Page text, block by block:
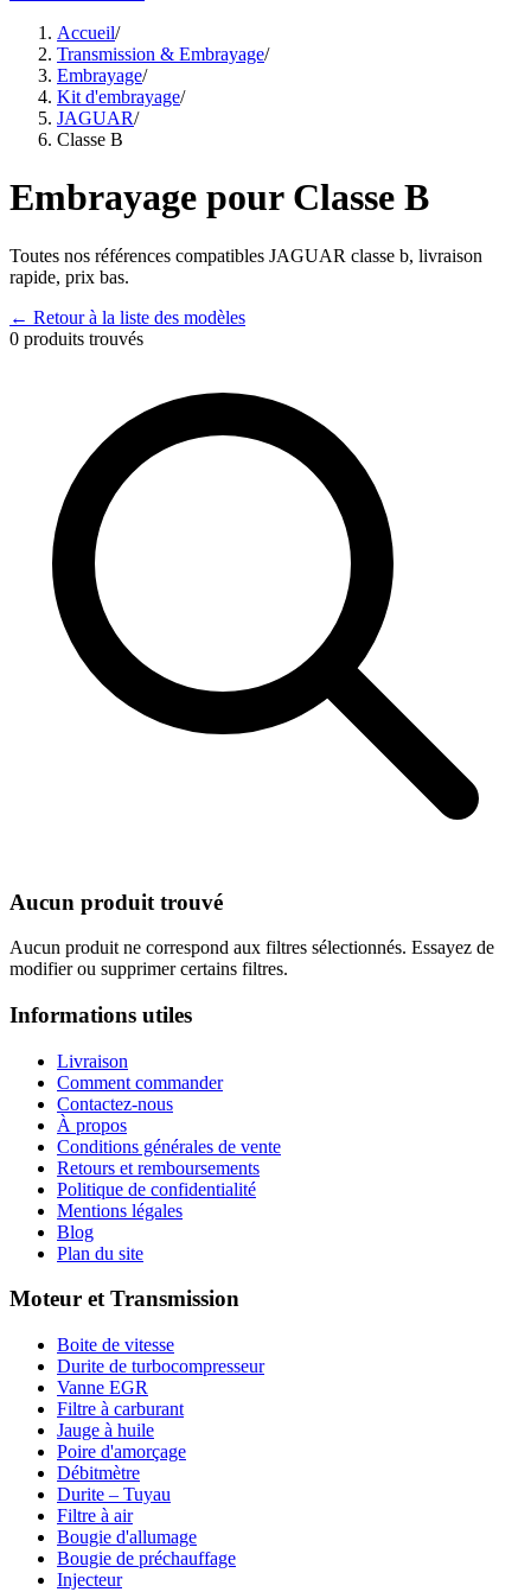
Accueil/
Transmission & Embrayage/
Embrayage/
Kit d'embrayage/
JAGUAR/
Classe B
Embrayage pour Classe B
Toutes nos références compatibles JAGUAR classe b, livraison
rapide, prix bas.
← Retour à la liste des modèles
0 produits trouvés
Aucun produit trouvé
Aucun produit ne correspond aux filtres sélectionnés. Essayez de
modifier ou supprimer certains filtres.
Informations utiles
Livraison
Comment commander
Contactez-nous
À propos
Conditions générales de vente
Retours et remboursements
Politique de confidentialité
Mentions légales
Blog
Plan du site
Moteur et Transmission
Boite de vitesse
Durite de turbocompresseur
Vanne EGR
Filtre à carburant
Jauge à huile
Poire d'amorçage
Débitmètre
Durite – Tuyau
Filtre à air
Bougie d'allumage
Bougie de préchauffage
Injecteur